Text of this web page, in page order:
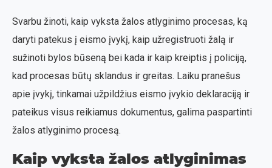
Svarbu žinoti, kaip vyksta žalos atlyginimo procesas, ką
daryti patekus į eismo įvykį, kaip užregistruoti žalą ir
sužinoti bylos būseną bei kada ir kaip kreiptis į policiją,
kad procesas būtų sklandus ir greitas. Laiku pranešus
apie įvykį, tinkamai užpildžius eismo įvykio deklaraciją ir
pateikus visus reikiamus dokumentus, galima paspartinti
žalos atlyginimo procesą.
Kaip vyksta žalos atlyginimas